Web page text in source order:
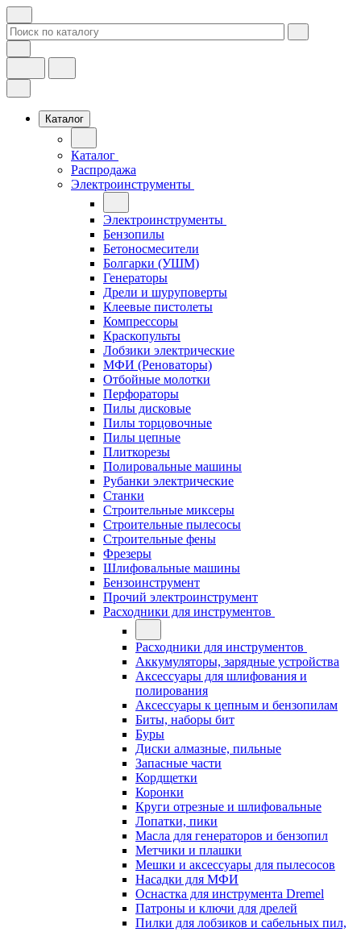
Каталог
Каталог
Распродажа
Электроинструменты
Электроинструменты
Бензопилы
Бетоносмесители
Болгарки (УШМ)
Генераторы
Дрели и шуруповерты
Клеевые пистолеты
Компрессоры
Краскопульты
Лобзики электрические
МФИ (Реноваторы)
Отбойные молотки
Перфораторы
Пилы дисковые
Пилы торцовочные
Пилы цепные
Плиткорезы
Полировальные машины
Рубанки электрические
Станки
Строительные миксеры
Строительные пылесосы
Строительные фены
Фрезеры
Шлифовальные машины
Бензоинструмент
Прочий электроинструмент
Расходники для инструментов
Расходники для инструментов
Аккумуляторы, зарядные устройства
Аксессуары для шлифования и
полирования
Аксессуары к цепным и бензопилам
Биты, наборы бит
Буры
Диски алмазные, пильные
Запасные части
Кордщетки
Коронки
Круги отрезные и шлифовальные
Лопатки, пики
Масла для генераторов и бензопил
Метчики и плашки
Мешки и аксессуары для пылесосов
Насадки для МФИ
Оснастка для инструмента Dremel
Патроны и ключи для дрелей
Пилки для лобзиков и сабельных пил,